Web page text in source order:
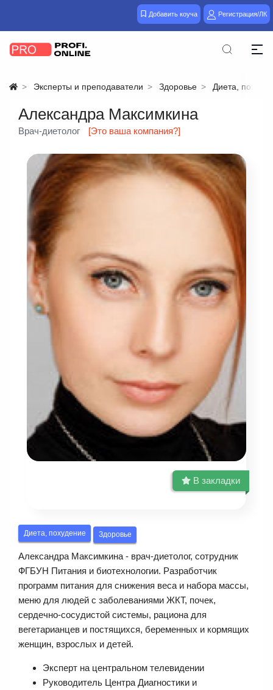
Добавить коуча Регистрация/ЛК
Эксперты и преподаватели Здоровье Диета,
Александра Максимкина
Врач-диетолог [Это ваша компания?]
В закладки
Диета, похудение Здоровье
Александра Максимкина - врач-диетолог, сотрудник
ФГБУН Питания и биотехнологии. Разработчик
программ питания для снижения веса и набора массы,
меню для людей с заболеваниями ЖКТ, почек,
сердечно-сосудистой системы, рациона для
вегетарианцев и постящихся, беременных и кормящих
женщин, взрослых и детей.
Эксперт на центральном телевидении
Руководитель Центра Диагностики и